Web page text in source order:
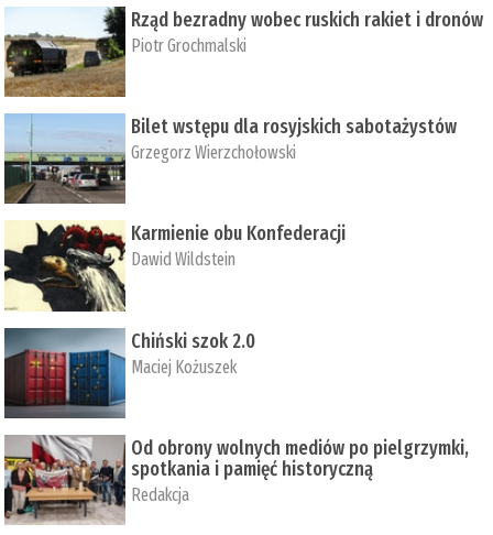
Rząd bezradny wobec ruskich rakiet i dronów
Piotr Grochmalski
Bilet wstępu dla rosyjskich sabotażystów
Grzegorz Wierzchołowski
Karmienie obu Konfederacji
Dawid Wildstein
Chiński szok 2.0
Maciej Kożuszek
Od obrony wolnych mediów po pielgrzymki,
spotkania i pamięć historyczną
Redakcja